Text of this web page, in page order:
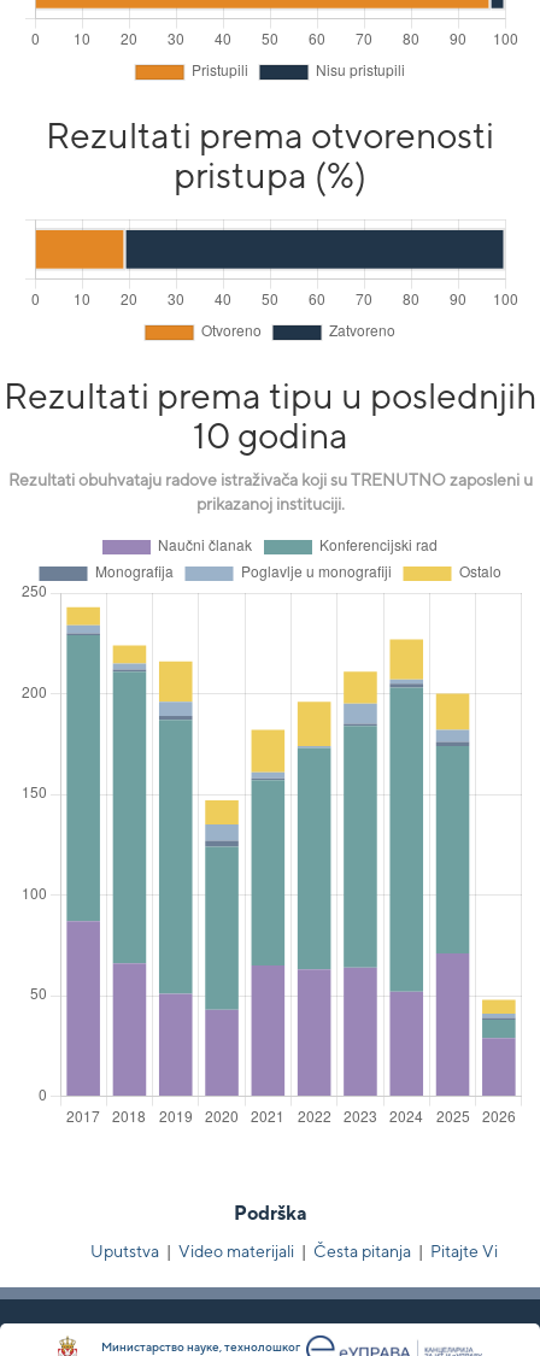
Rezultati prema otvorenosti
pristupa (%)
Rezultati prema tipu u poslednjih
10 godina
Rezultati obuhvataju radove istraživača koji su TRENUTNO zaposleni u
prikazanoj instituciji.
Podrška
Uputstva | Video materijali | Česta pitanja | Pitajte Vi
Министарство науке, технолошког